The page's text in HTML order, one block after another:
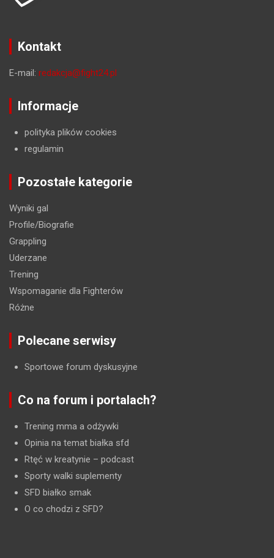
Kontakt
E-mail: redakcja@fight24.pl
Informacje
polityka plików cookies
regulamin
Pozostałe kategorie
Wyniki gal
Profile/Biografie
Grappling
Uderzane
Trening
Wspomaganie dla Fighterów
Różne
Polecane serwisy
Sportowe forum dyskusyjne
Co na forum i portalach?
Trening mma a odżywki
Opinia na temat białka sfd
Rtęć w kreatynie – podcast
Sporty walki suplementy
SFD białko smak
O co chodzi z SFD?